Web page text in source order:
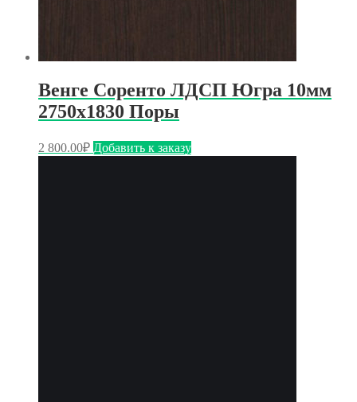
Венге Соренто ЛДСП Югра 10мм
2750х1830 Поры
2 800.00₽ Добавить к заказу